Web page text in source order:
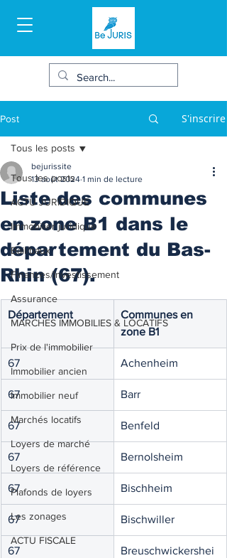
Post S'inscrire
Tous les posts
ACTU JURIDIQUE
Immobilier juridique
Bail/baux
Finances/Investissement
Assurance
MARCHES IMMOBILIES & LOCATIFS
Prix de l'immobilier
Immobilier ancien
Immobilier neuf
Marchés locatifs
Loyers de marché
Loyers de référence
Plafonds de loyers
Les zonages
ACTU FISCALE
Tous les posts
Liste des communes
en zone B1 dans le
département du Bas-
Rhin (67).
bejurissite
13 août 2024 1 min de lecture
Département
Communes en
zone B1
67 Achenheim
67 Barr
67 Benfeld
67 Bernolsheim
67 Bischheim
67 Bischwiller
67
Breuschwickershei